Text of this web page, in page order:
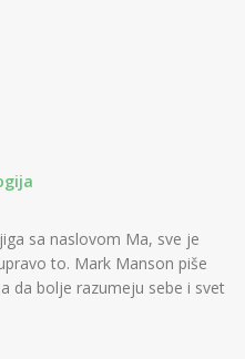
sa naslovom Ma, sve je
to. Mark Manson piše
da bolje razumeju sebe i svet